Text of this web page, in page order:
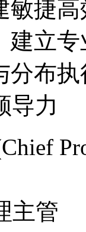
建敏
建立
分布
导力
主管